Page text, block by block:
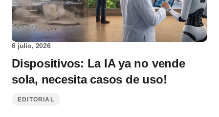
6 julio, 2026
Dispositivos: La IA ya no vende
sola, necesita casos de uso!
EDITORIAL